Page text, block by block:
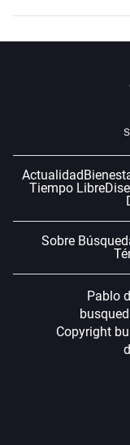
Actualidad
Tiempo Libre
Sobre
Pablo
Copyright